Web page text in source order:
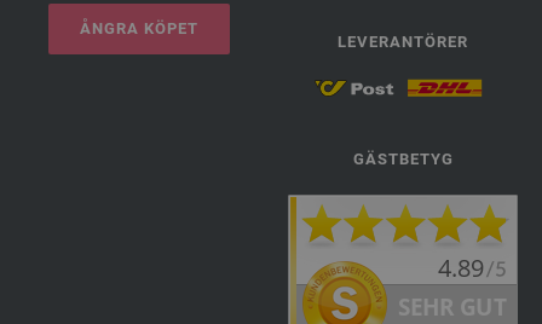
ÅNGRA KÖPET
LEVERANTÖRER
GÄSTBETYG